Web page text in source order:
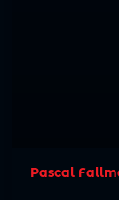
Pascal